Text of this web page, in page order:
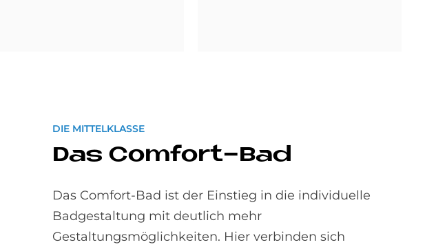
DIE MITTELKLASSE
Das Com­fort-Bad
Das Comfort-Bad ist der Einstieg in die individuelle
Badgestaltung mit deutlich mehr
Gestaltungsmöglichkeiten. Hier verbinden sich